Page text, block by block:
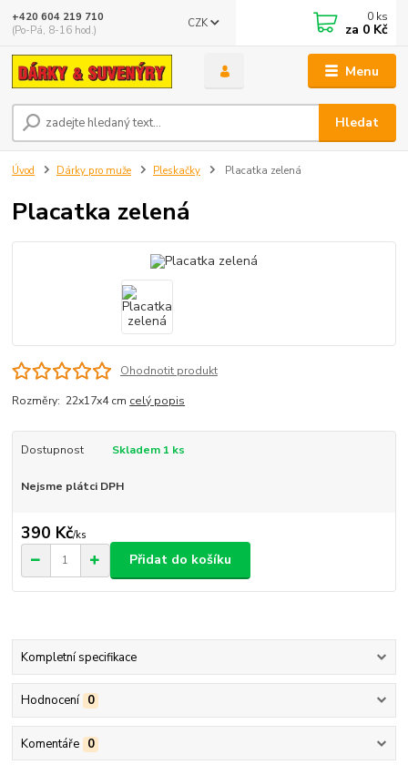
Menu
CZK
Hledat
+420 604 219 710
(Po-Pá, 8-16 hod.)
0 ks
za 0 Kč
Úvod Dárky pro muže Pleskačky Placatka zelená
Placatka zelená
Ohodnotit produkt
Rozměry: 22x17x4 cm celý popis
Dostupnost Skladem 1 ks
Nejsme plátci DPH
390 Kč/ks
Přidat do košíku
Kompletní specifikace
Hodnocení 0
Komentáře 0